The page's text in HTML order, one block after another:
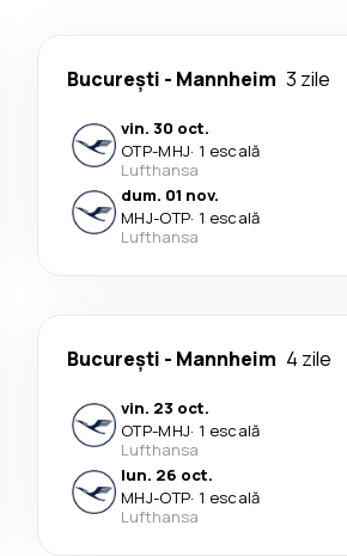
București - Mannheim 3 zile
vin. 30 oct.
OTP-MHJ· 1 escală
Lufthansa
dum. 01 nov.
MHJ-OTP· 1 escală
Lufthansa
București - Mannheim 4 zile
vin. 23 oct.
OTP-MHJ· 1 escală
Lufthansa
lun. 26 oct.
MHJ-OTP· 1 escală
Lufthansa